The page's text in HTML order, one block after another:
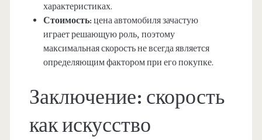
характеристиках.
Стоимость: цена автомобиля зачастую
играет решающую роль, поэтому
максимальная скорость не всегда является
определяющим фактором при его покупке.
Заключение: скорость
как искусство